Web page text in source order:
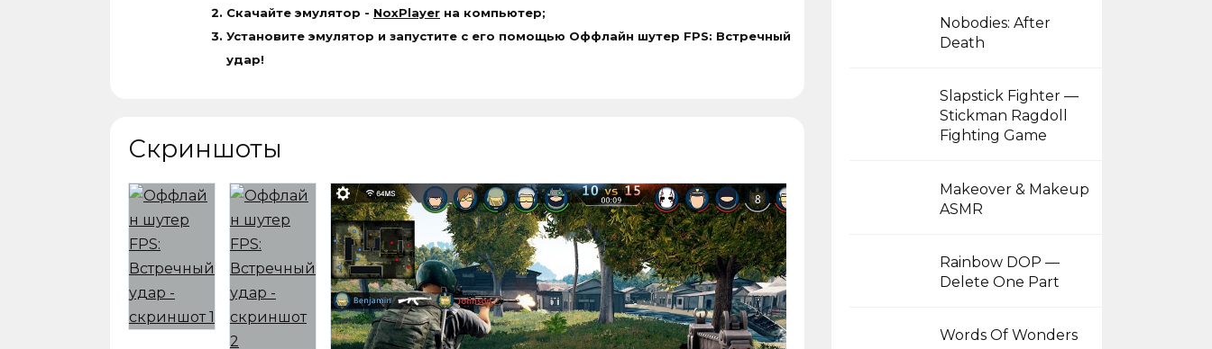
Скачайте эмулятор - NoxPlayer на компьютер;
Установите эмулятор и запустите с его помощью Оффлайн шутер FPS: Встречный
удар!
Скриншоты
Nobodies: After
Death
Slapstick Fighter —
Stickman Ragdoll
Fighting Game
Makeover & Makeup
ASMR
Rainbow DOP —
Delete One Part
Words Of Wonders